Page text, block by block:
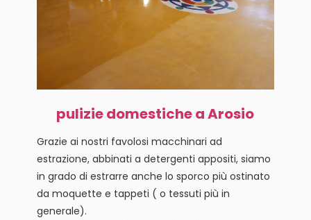
pulizie domestiche a Arosio
Grazie ai nostri favolosi macchinari ad
estrazione, abbinati a detergenti appositi, siamo
in grado di estrarre anche lo sporco più ostinato
da moquette e tappeti ( o tessuti più in
generale).